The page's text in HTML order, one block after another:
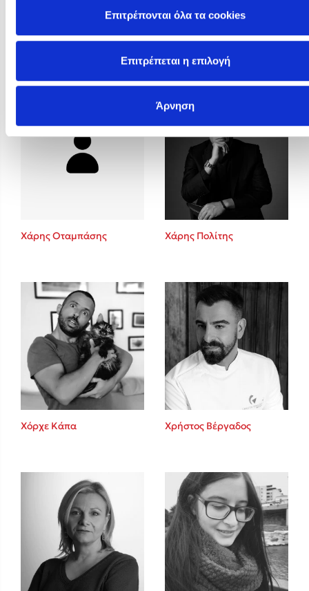
Επιτρέπονται όλα τα cookies
Επιτρέπεται η επιλογή
Άρνηση
Φωτεινή Καραγρηγόρη Φώτης Δούσος
Χάρης Οταμπάσης Χάρης Πολίτης
Χόρχε Κάπα Χρήστος Βέργαδος